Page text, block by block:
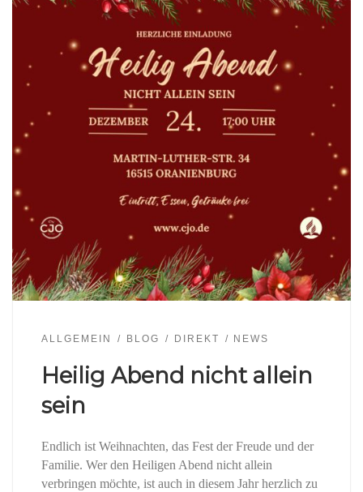
ALLGEMEIN BLOG DIREKT NEWS
Heilig Abend nicht allein
sein
Endlich ist Weihnachten, das Fest der Freude und der
Familie. Wer den Heiligen Abend nicht allein
verbringen möchte, ist auch in diesem Jahr herzlich zu